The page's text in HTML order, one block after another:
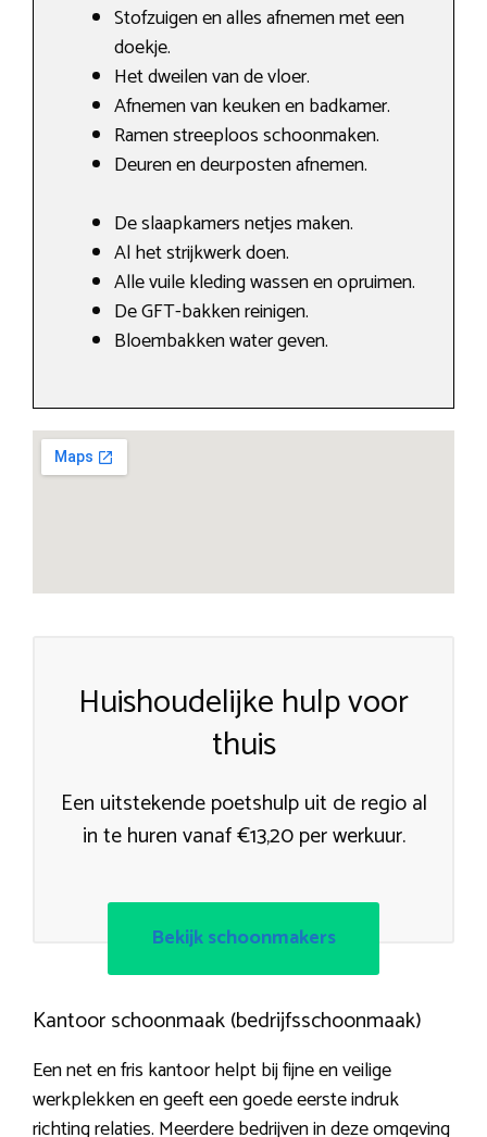
Stofzuigen en alles afnemen met een
doekje.
Het dweilen van de vloer.
Afnemen van keuken en badkamer.
Ramen streeploos schoonmaken.
Deuren en deurposten afnemen.
De slaapkamers netjes maken.
Al het strijkwerk doen.
Alle vuile kleding wassen en opruimen.
De GFT-bakken reinigen.
Bloembakken water geven.
Huishoudelijke hulp voor
thuis
Een uitstekende poetshulp uit de regio al
in te huren vanaf €13,20 per werkuur.
Bekijk schoonmakers
Kantoor schoonmaak (bedrijfsschoonmaak)
Een net en fris kantoor helpt bij fijne en veilige
werkplekken en geeft een goede eerste indruk
richting relaties. Meerdere bedrijven in deze omgeving